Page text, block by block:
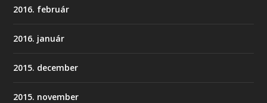
2016. február
2016. január
2015. december
2015. november